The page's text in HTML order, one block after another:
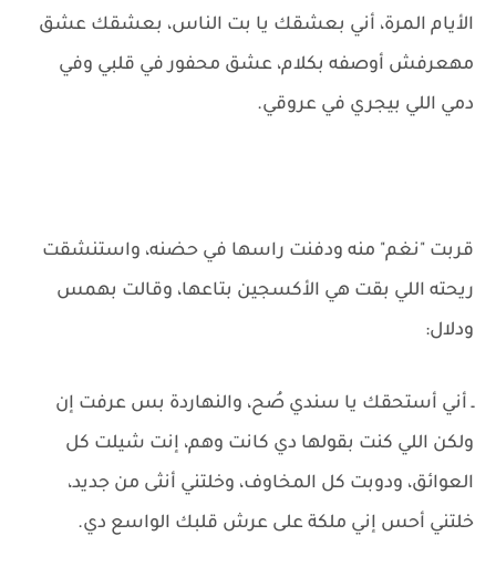
الأيام المرة، أني بعشقك يا بت الناس، بعشقك عشق
مهعرفش أوصفه بكلام، عشق محفور في قلبي وفي
دمي اللي بيجري في عروقي.
قربت "نغم" منه ودفنت راسها في حضنه، واستنشقت
ريحته اللي بقت هي الأكسجين بتاعها، وقالت بهمس
ودلال:
ـ أني أستحقك يا سندي صُح، والنهاردة بس عرفت إن
ولكن اللي كنت بقولها دي كانت وهم، إنت شيلت كل
العوائق، ودوبت كل المخاوف، وخلتني أنثى من جديد،
خلتني أحس إني ملكة على عرش قلبك الواسع دي.